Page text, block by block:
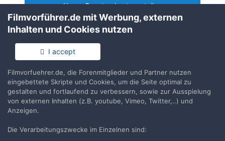
Neues Benutzerkonto erstellen
Du hast bereits ein Benutzerkonto? Melde Dich hier an.
Jetzt anmelden
Teilen Folgen
Filmvorführer.de mit Werbung, externen
Inhalten und Cookies nutzen
I accept
Filmvorfuehrer.de, die Forenmitglieder und Partner nutzen
eingebettete Skripte und Cookies, um die Seite optimal zu
gestalten und fortlaufend zu verbessern, sowie zur Ausspielung
von externen Inhalten (z.B. youtube, Vimeo, Twitter,..) und
Anzeigen.
Die Verarbeitungszwecke im Einzelnen sind: